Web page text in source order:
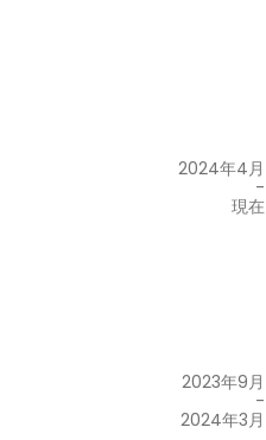
2024年4月
-
現在
2023年9月
-
2024年3月